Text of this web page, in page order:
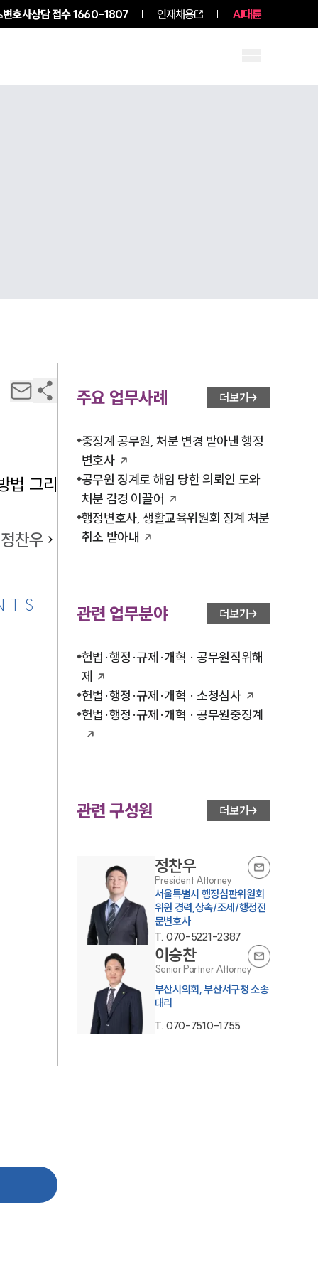
변호사상담 접수1660-1807 인재채용 AI대륜
법 그리
정찬우
주요 업무사례 더보기
중징계 공무원, 처분 변경 받아낸 행정
변호사
공무원 징계로 해임 당한 의뢰인 도와
처분 감경 이끌어
행정변호사, 생활교육위원회 징계 처분
취소 받아내
관련 업무분야 더보기
헌법·행정·규제·개혁 · 공무원직위해
제
헌법·행정·규제·개혁 · 소청심사
헌법·행정·규제·개혁 · 공무원중징계
관련 구성원 더보기
정찬우
President Attorney
서울특별시 행정심판위원회
위원 경력,상속/조세/행정전
문변호사
T. 070-5221-2387
이승찬
Senior Partner Attorney
부산시의회, 부산서구청 소송
대리
T. 070-7510-1755